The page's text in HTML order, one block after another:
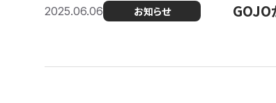
2025.06.06 お知らせ GOJO